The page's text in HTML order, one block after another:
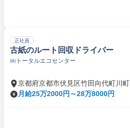
正社員
古紙のルート回収ドライバー
㈱トータルエコセンター
京都府京都市伏見区竹田向代町川町
月給25万2000円～28万8000円